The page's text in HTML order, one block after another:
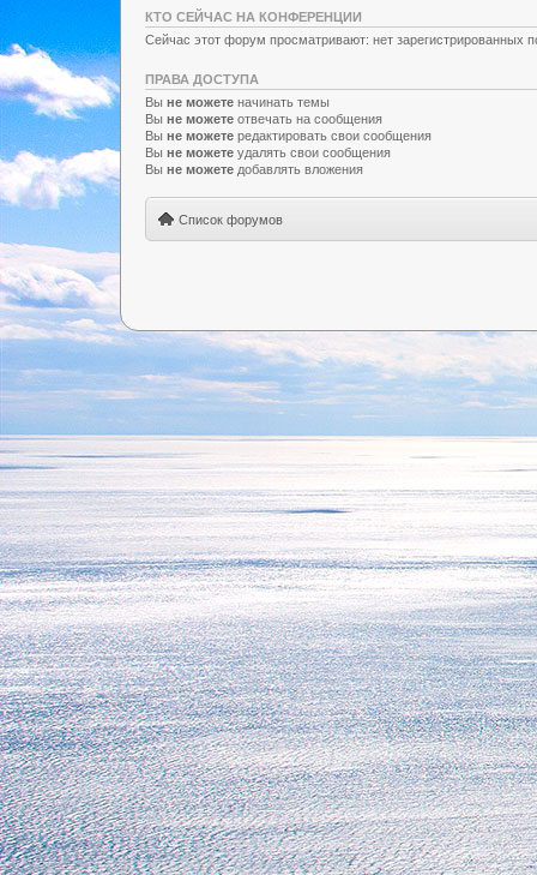
КТО СЕЙЧАС НА КОНФЕРЕНЦИИ
Сейчас этот форум просматривают: нет зарегистрированных
ПРАВА ДОСТУПА
Вы не можете начинать темы
Вы не можете отвечать на сообщения
Вы не можете редактировать свои сообщения
Вы не можете удалять свои сообщения
Вы не можете добавлять вложения
Список форумов